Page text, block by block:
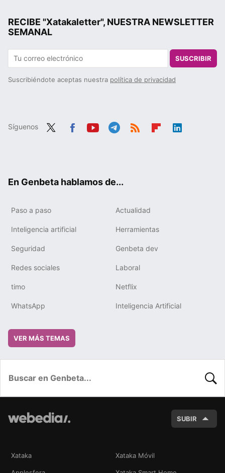
RECIBE "Xatakaletter", NUESTRA NEWSLETTER
SEMANAL
SUSCRIBIR
Suscribiéndote aceptas nuestra política de privacidad
Síguenos
En Genbeta hablamos de...
Paso a paso Actualidad
Inteligencia artificial Herramientas
Seguridad Genbeta dev
Redes sociales Laboral
timo Netflix
WhatsApp Inteligencia Artificial
VER MÁS TEMAS
SUBIR
Xataka Xataka Móvil